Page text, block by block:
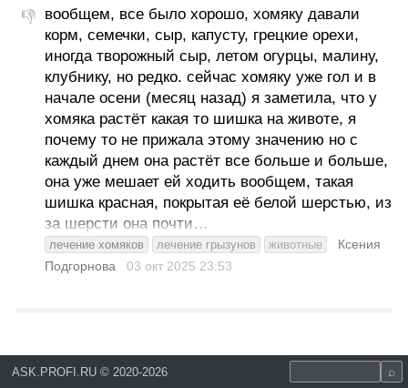
👎 вообщем, все было хорошо, хомяку давали
корм, семечки, сыр, капусту, грецкие орехи,
иногда творожный сыр, летом огурцы, малину,
клубнику, но редко. сейчас хомяку уже гол и в
начале осени (месяц назад) я заметила, что у
хомяка растёт какая то шишка на животе, я
почему то не прижала этому значению но с
каждый днем она растёт все больше и больше,
она уже мешает ей ходить вообщем, такая
шишка красная, покрытая её белой шерстью, из
за шерсти она почти…
лечение хомяков лечение грызунов животные
Ксения
Подгорнова
03 окт 2025 23:53
ASK.PROFI.RU © 2020-2026